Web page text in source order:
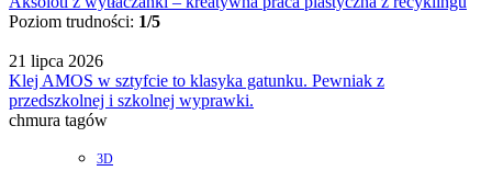
Poziom trudności: 1/5
21 lipca 2026
Klej AMOS w sztyfcie to klasyka gatunku. Pewniak z
przedszkolnej i szkolnej wyprawki.
chmura tagów
3D